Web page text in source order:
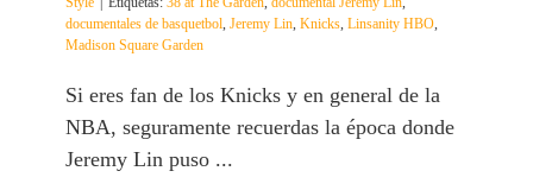
documentales de basquetbol Jeremy Lin Knicks Linsanity HBO
Madison Square Garden
Si eres fan de los Knicks y en general de la
NBA, seguramente recuerdas la época donde
Jeremy Lin puso ...